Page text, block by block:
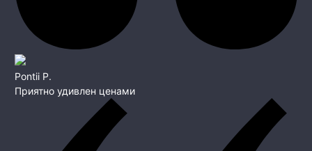
Pontii P.
Приятно удивлен ценами